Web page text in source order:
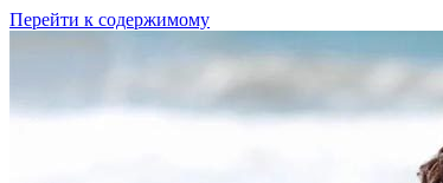
Перейти к содержимому